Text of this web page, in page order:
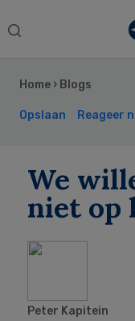
Search
Home › Blogs
Opslaan Reageer
We
niet op
Peter Kapitein
Sidebar